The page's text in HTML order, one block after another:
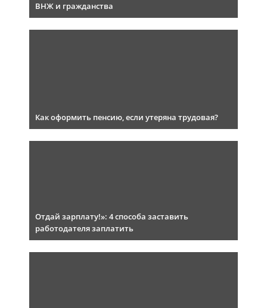
ВНЖ и гражданства
Как оформить пенсию, если утеряна трудовая?
Отдай зарплату!»: 4 способа заставить
работодателя заплатить